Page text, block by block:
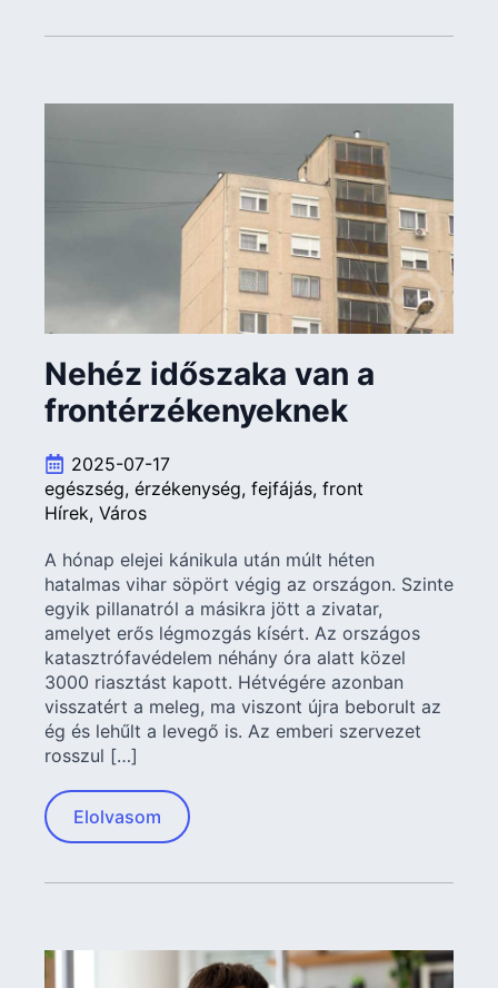
Nehéz időszaka van a
frontérzékenyeknek
2025-07-17
egészség érzékenység fejfájás front
Hírek Város
A hónap elejei kánikula után múlt héten
hatalmas vihar söpört végig az országon. Szinte
egyik pillanatról a másikra jött a zivatar,
amelyet erős légmozgás kísért. Az országos
katasztrófavédelem néhány óra alatt közel
3000 riasztást kapott. Hétvégére azonban
visszatért a meleg, ma viszont újra beborult az
ég és lehűlt a levegő is. Az emberi szervezet
rosszul […]
Elolvasom